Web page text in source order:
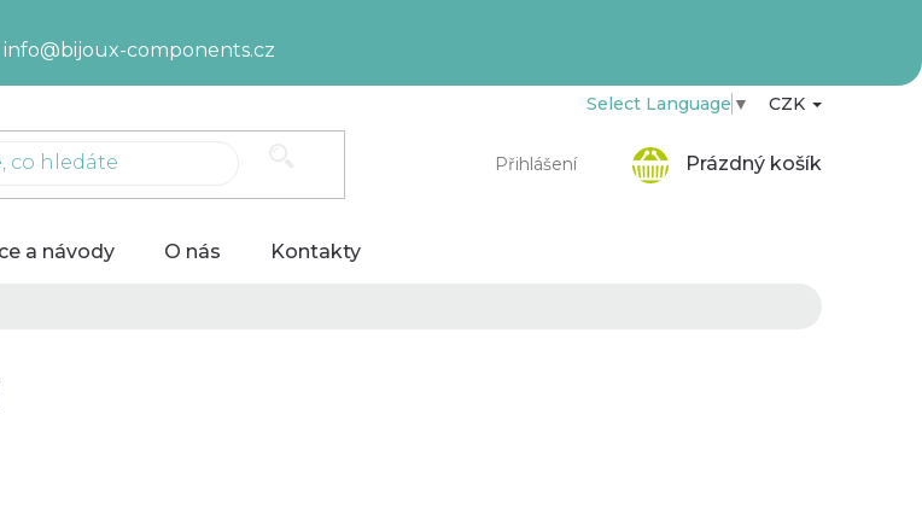
info@bijoux-components.cz
Přihlášení
Select Language ▼ CZK
Prázdný košík
a návody O nás Kontakty